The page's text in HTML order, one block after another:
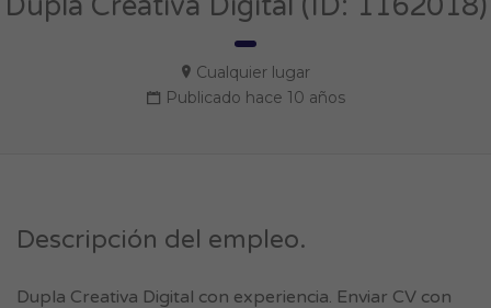
Cualquier lugar
Publicado hace 10 años
Descripción del empleo.
Dupla Creativa Digital con experiencia. Enviar CV con